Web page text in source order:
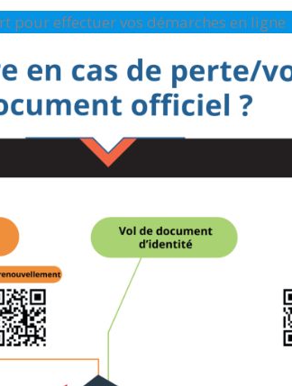
pour effectuer vos démarches en ligne